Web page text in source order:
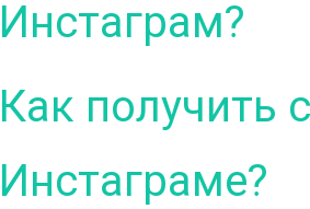
Инстаграм?
Как получить
Инстаграме?